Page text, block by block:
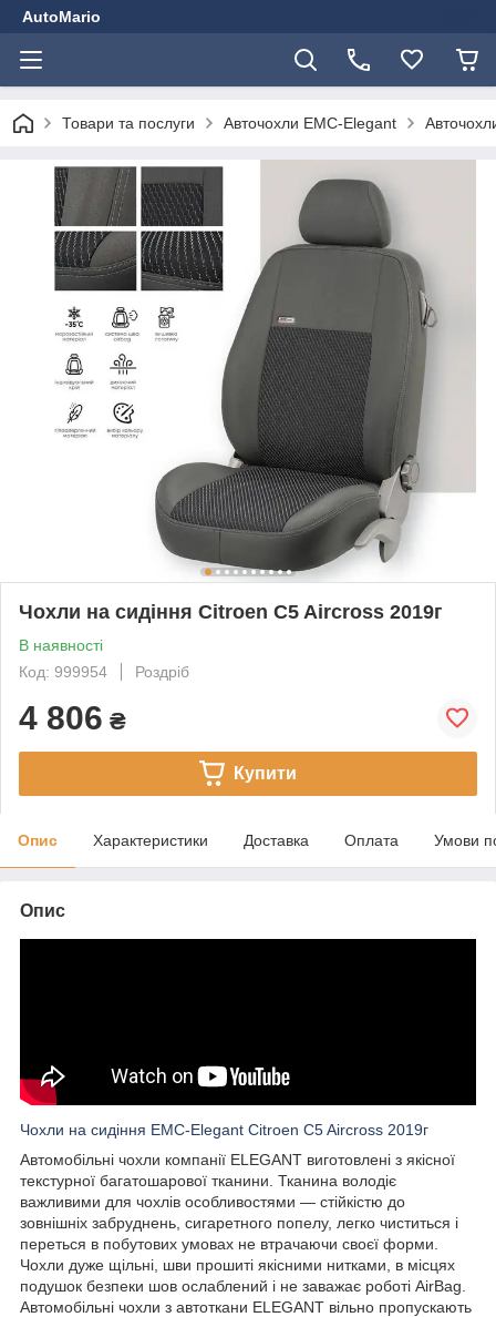
AutoMario
Товари та послуги Авточохли EMC-Elegant
Чохли на сидіння Citroen C5 Aircross 2019г
В наявності
Код: 999954
Роздріб
4 806 ₴
Купити
Опис Характеристики Доставка Оплата Умови
Опис
Чохли на сидіння EMC-Elegant Citroen C5 Aircross 2019г
Автомобільні чохли компанії ELEGANT виготовлені з якісної
текстурної багатошарової тканини. Тканина володіє
важливими для чохлів особливостями — стійкістю до
зовнішніх забруднень, сигаретного попелу, легко чиститься і
переться в побутових умовах не втрачаючи своєї форми.
Чохли дуже щільні, шви прошиті якісними нитками, в місцях
подушок безпеки шов ослаблений і не заважає роботі AirBag.
Автомобільні чохли з автоткани ELEGANT вільно пропускають